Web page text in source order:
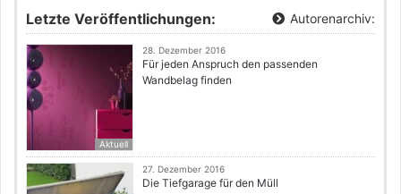
Letzte Veröffentlichungen: Autorenarchiv:
Aktuell
28. Dezember 2016
Für jeden Anspruch den passenden
Wandbelag finden
27. Dezember 2016
Die Tiefgarage für den Müll